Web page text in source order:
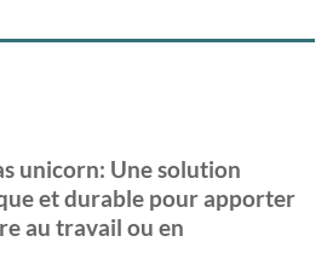
unicorn: Une solution
et durable pour apporter
au travail ou en